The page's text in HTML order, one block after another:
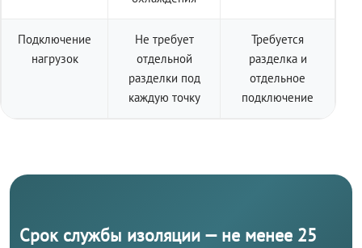
Подключение
нагрузок
Не требует
отдельной
разделки под
каждую точку
Требуется
разделка и
отдельное
подключение
Срок службы изоляции — не менее 25